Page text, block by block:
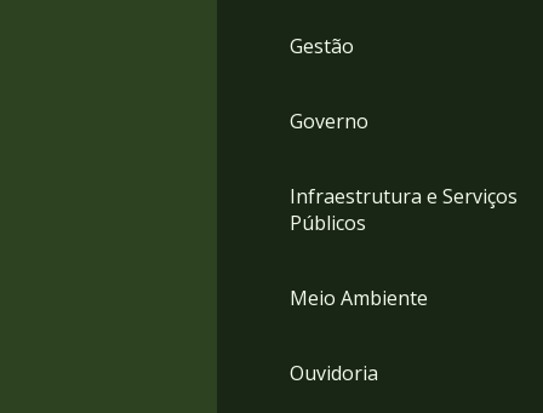
Gestão
Governo
Infraestrutura e Serviços
Públicos
Meio Ambiente
Ouvidoria